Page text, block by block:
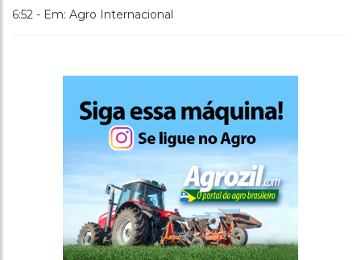
6:52 - Em: Agro Internacional